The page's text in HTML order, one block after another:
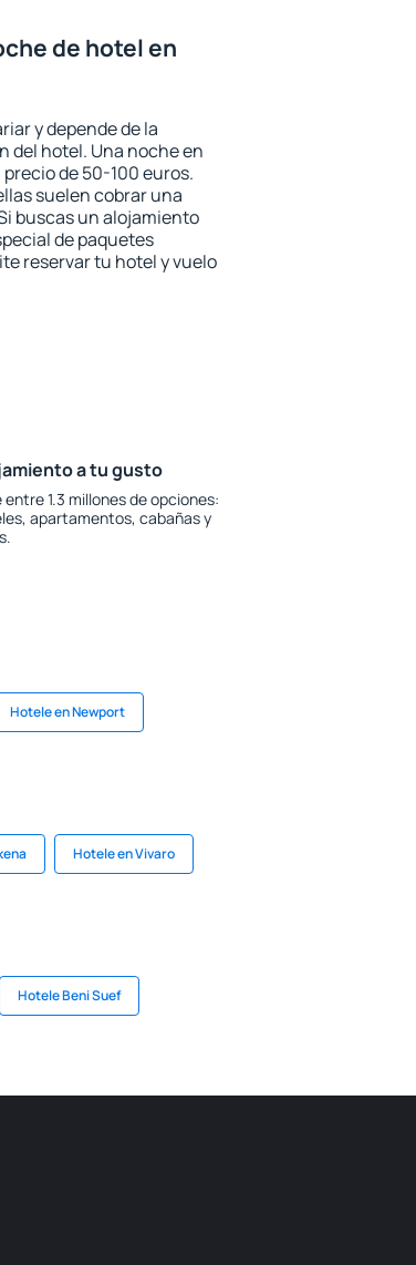
de hotel en
y depende de la
del hotel. Una noche en
de 50-100 euros.
suelen cobrar una
buscas un alojamiento
de paquetes
reservar tu hotel y vuelo
a tu gusto
entre 1.3 millones de opciones:
apartamentos, cabañas y
Hotele en Newport
Hotele en Vivaro
Hotele Beni Suef